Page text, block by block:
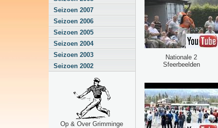
Seizoen 2007
Seizoen 2006
Seizoen 2005
Seizoen 2004
Seizoen 2003
Seizoen 2002
Op & Over Grimminge
Nationale 2
Sfeerbeelden